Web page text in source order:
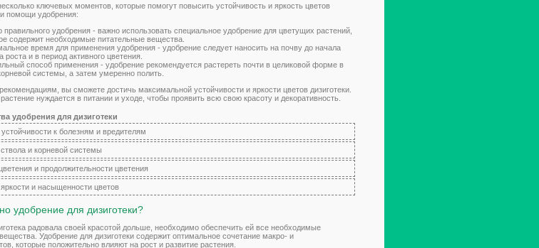
ключевых моментов, которые помогут повысить устойчивость и яркость цветов
помощи удобрения:
правильного удобрения - важно использовать специальное удобрение для цветущих растений,
содержит необходимые питательные вещества.
время для применения удобрения - удобрение следует наносить на почву до начала
роста и в период активного цветения.
способ применения - удобрение рекомендуется растереть почти в целиковой форме в
системы, а затем умеренно полить.
вы сможете достичь максимальной устойчивости и яркости цветов дизиготеки.
нуждается в питании и уходе, чтобы проявить всю свою красоту и декоративность.
удобрения для дизиготеки
к болезням и вредителям
и корневой системы
и продолжительности цветения
и насыщенности цветов
удобрение для дизиготеки?
радовала своей красотой дольше, необходимо обеспечить ей все необходимые
Удобрение для дизиготеки содержит оптимальное сочетание макро- и
которые положительно влияют на рост и развитие растения.